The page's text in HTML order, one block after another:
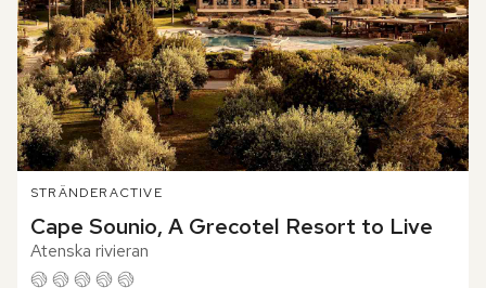
STRÄNDERACTIVE
Cape Sounio, A Grecotel Resort to Live
Atenska rivieran